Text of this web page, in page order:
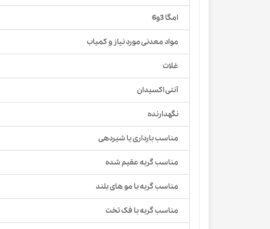
امگا 3و6
مواد معدنی مورد نیاز و کمیاب
غلات
آنتی اکسیدان
نگهدارنده
مناسب بارداری یا شیردهی
مناسب گربه عقیم شده
مناسب گربه با مو های بلند
مناسب گربه با فک تخت